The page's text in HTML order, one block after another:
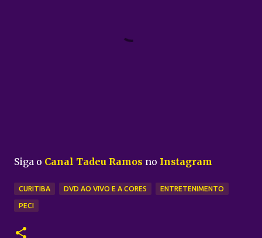
Siga o Canal Tadeu Ramos no Instagram
CURITIBA DVD AO VIVO E A CORES ENTRETENIMENTO
PECI